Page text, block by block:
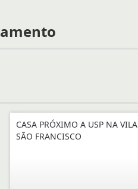
CASA PRÓXIMO A USP NA VILA
SÃO FRANCISCO